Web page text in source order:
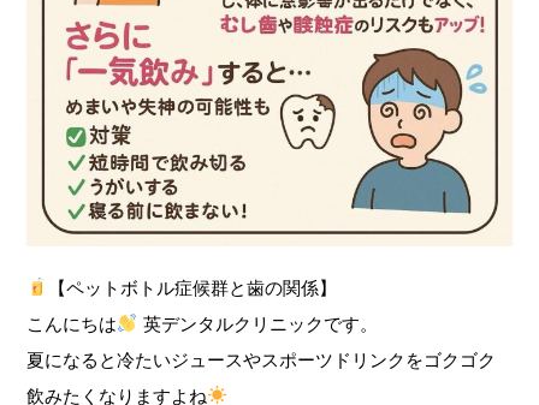
【ペットボトル症候群と歯の関係】
こんにちは
英デンタルクリニックです。
夏になると冷たいジュースやスポーツドリンクをゴクゴク
飲みたくなりますよね